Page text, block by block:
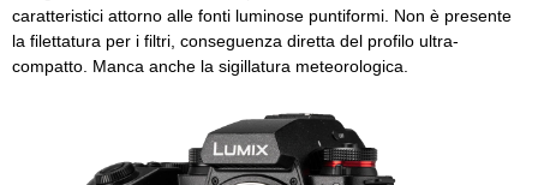
caratteristici attorno alle fonti luminose puntiformi. Non è presente
la filettatura per i filtri, conseguenza diretta del profilo ultra-
compatto. Manca anche la sigillatura meteorologica.